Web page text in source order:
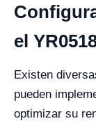
el
Existen
pueden
optimizar su